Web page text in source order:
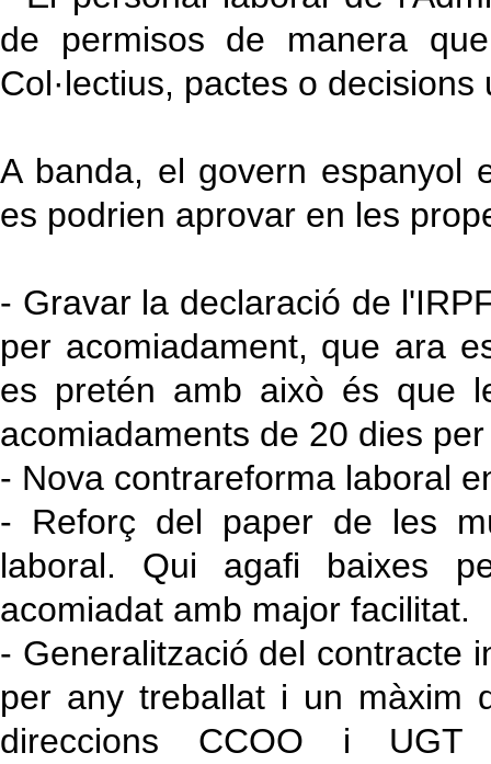
de permisos de manera
Col·lectius, pactes o
A banda, el govern espanyol
es podrien aprovar en les
- Gravar la declaració de
per acomiadament, que ara
es pretén amb això és que
acomiadaments de 20 dies
- Nova contrareforma laboral
- Reforç del paper de les
laboral. Qui agafi baixes
acomiadat amb major facilitat.
- Generalització del contracte
per any treballat i un màxim
direccions CCOO i